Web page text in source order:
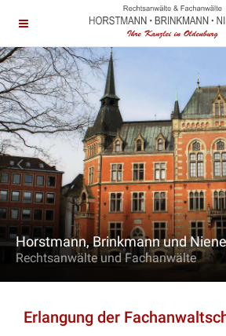
Horstmann, Brinkmann und
Rechtsanwälte und Fachanwälte
Erlangung der